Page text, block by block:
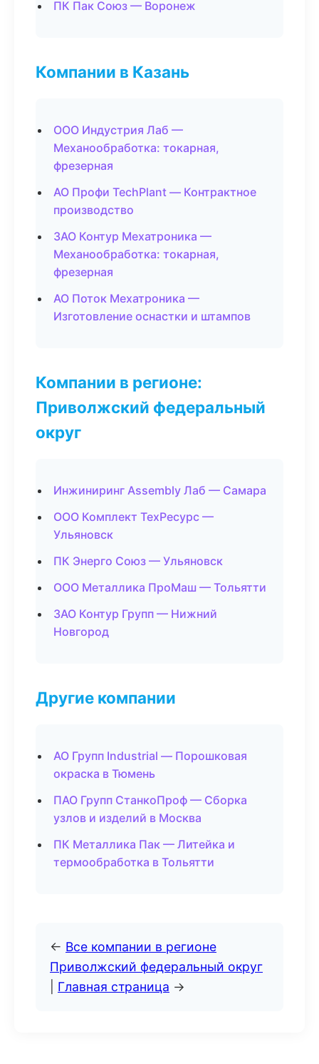
ПК Пак Союз — Воронеж
Компании в Казань
ООО Индустрия Лаб —
Механообработка: токарная,
фрезерная
АО Профи TechPlant — Контрактное
производство
ЗАО Контур Мехатроника —
Механообработка: токарная,
фрезерная
АО Поток Мехатроника —
Изготовление оснастки и штампов
Компании в регионе:
Приволжский федеральный
округ
Инжиниринг Assembly Лаб — Самара
ООО Комплект ТехРесурс —
Ульяновск
ПК Энерго Союз — Ульяновск
ООО Металлика ПроМаш — Тольятти
ЗАО Контур Групп — Нижний
Новгород
Другие компании
АО Групп Industrial — Порошковая
окраска в Тюмень
ПАО Групп СтанкоПроф — Сборка
узлов и изделий в Москва
ПК Металлика Пак — Литейка и
термообработка в Тольятти
← Все компании в регионе
Приволжский федеральный округ
Главная страница →